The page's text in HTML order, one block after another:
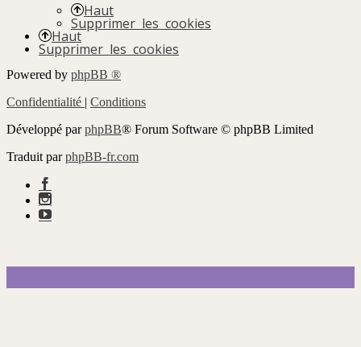
Haut
Supprimer les cookies
Haut
Supprimer les cookies
Powered by phpBB ®
Confidentialité | Conditions
Développé parphpBB® Forum Software © phpBB Limited
Traduit parphpBB-fr.com